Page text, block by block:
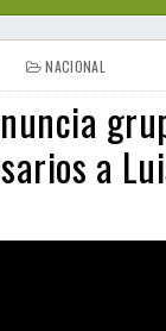
NACIONAL
a